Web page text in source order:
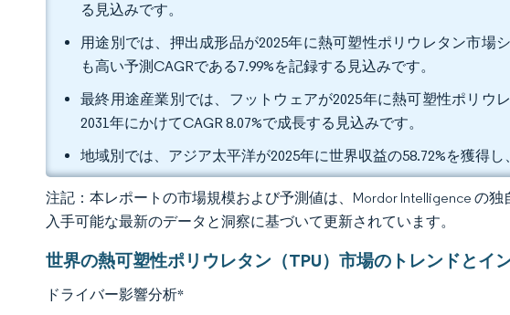
る見込みです。
用途別では、押出成形品が2025年に熱可塑性ポリウレタン市場
も高い予測CAGRである7.99%を記録する見込みです。
最終用途産業別では、フットウェアが2025年に熱可塑性ポリウ
2031年にかけてCAGR 8.07%で成長する見込みです。
地域別では、アジア太平洋が2025年に世界収益の58.72%を獲得し
注記：本レポートの市場規模および予測値は、Mordor Intelligence の
入手可能な最新のデータと洞察に基づいて更新されています。
世界の熱可塑性ポリウレタン（TPU）市場のトレンドとイ
ドライバー影響分析*